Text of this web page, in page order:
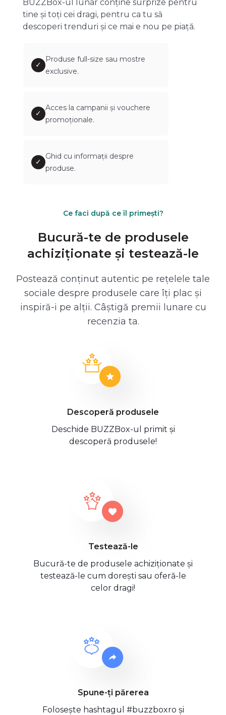
BUZZBox-ul lunar conține surprize pentru
tine și toți cei dragi, pentru ca tu să
descoperi trenduri și ce mai e nou pe piață.
✓
Produse full-size sau mostre
exclusive.
✓
Acces la campanii și vouchere
promoționale.
✓
Ghid cu informații despre
produse.
Ce faci după ce îl primești?
Bucură-te de produsele
achiziționate și testează-le
Postează conținut autentic pe rețelele tale
sociale despre produsele care îți plac și
inspiră-i pe alții. Câștigă premii lunare cu
recenzia ta.
Descoperă produsele
Deschide BUZZBox-ul primit și
descoperă produsele!
Testează-le
Bucură-te de produsele achiziționate și
testează-le cum dorești sau oferă-le
celor dragi!
Spune-ți părerea
Folosește hashtagul #buzzboxro și